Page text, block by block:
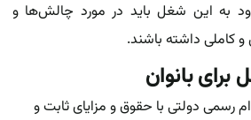
به این شغل باید در مورد چالش‌ها و
و کاملی داشته‌ باشند.
برای بانوان
رسمی دولتی با حقوق و مزایای ثابت و